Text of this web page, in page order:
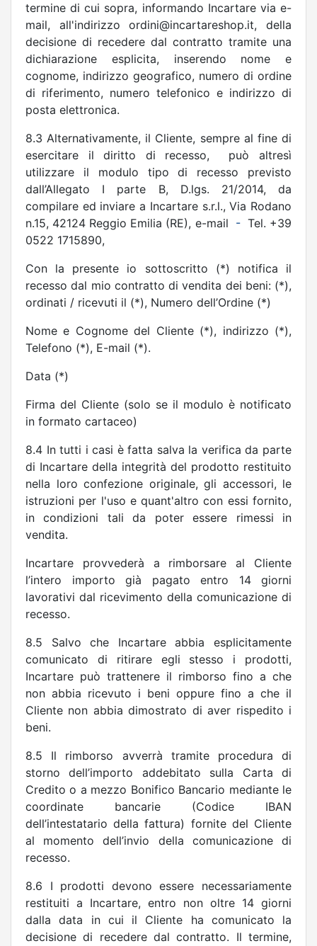
termine di cui sopra, informando Incartare via e-
mail, all'indirizzo ordini@incartareshop.it,
della
decisione di recedere dal contratto tramite una
dichiarazione esplicita, inserendo nome e
cognome, indirizzo geografico, numero di ordine
di riferimento, numero telefonico e indirizzo di
posta elettronica.
8.3 Alternativamente, il Cliente, sempre al fine di
esercitare il diritto di recesso,
può altresì
utilizzare il modulo tipo di recesso previsto
dall’Allegato I parte B, D.lgs. 21/2014, da
compilare ed inviare a Incartare s.r.l., Via Rodano
n.15, 42124 Reggio Emilia (RE), e-mail - Tel. +39
0522 1715890,
Con la presente io sottoscritto (*) notifica il
recesso dal mio contratto di vendita dei beni: (*),
ordinati / ricevuti il (*), Numero dell’Ordine (*)
Nome e Cognome del Cliente (*), indirizzo (*),
Telefono (*), E-mail (*).
Data (*)
Firma del Cliente (solo se il modulo è notificato
in formato cartaceo)
8.4 In tutti i casi è fatta salva la verifica da parte
di Incartare della integrità del prodotto restituito
nella loro confezione originale, gli accessori, le
istruzioni per l'uso e quant'altro con essi fornito,
in condizioni tali da poter essere rimessi in
vendita.
Incartare provvederà a rimborsare al Cliente
l’intero importo già pagato entro 14 giorni
lavorativi dal ricevimento della comunicazione di
recesso.
8.5 Salvo che Incartare abbia esplicitamente
comunicato di ritirare egli stesso i prodotti,
Incartare può trattenere il rimborso fino a che
non abbia ricevuto i beni oppure fino a che il
Cliente non abbia dimostrato di aver rispedito i
beni.
8.5 Il rimborso avverrà tramite procedura di
storno dell’importo addebitato sulla Carta di
Credito o a mezzo Bonifico Bancario mediante le
coordinate bancarie (Codice IBAN
dell’intestatario della fattura) fornite del Cliente
al momento dell’invio della comunicazione di
recesso.
8.6 I prodotti devono essere necessariamente
restituiti a Incartare, entro non oltre 14 giorni
dalla data in cui il Cliente ha comunicato la
decisione di recedere dal contratto. Il termine,